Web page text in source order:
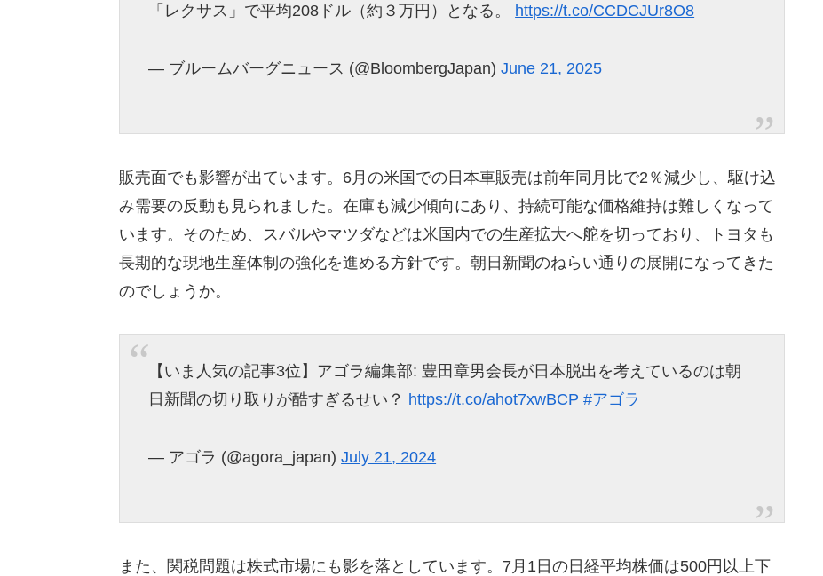
「レクサス」で平均208ドル（約３万円）となる。 https://t.co/CCDCJUr8O8
— ブルームバーグニュース (@BloombergJapan)June 21, 2025
販売面でも影響が出ています。6月の米国での日本車販売は前年同月比で2％減少し、駆け込
み需要の反動も見られました。在庫も減少傾向にあり、持続可能な価格維持は難しくなって
います。そのため、スバルやマツダなどは米国内での生産拡大へ舵を切っており、トヨタも
長期的な現地生産体制の強化を進める方針です。朝日新聞のねらい通りの展開になってきた
のでしょうか。
【いま人気の記事3位】アゴラ編集部: 豊田章男会長が日本脱出を考えているのは朝
日新聞の切り取りが酷すぎるせい？ https://t.co/ahot7xwBCP #アゴラ
— アゴラ (@agora_japan)July 21, 2024
また、関税問題は株式市場にも影を落としています。7月1日の日経平均株価は500円以上下